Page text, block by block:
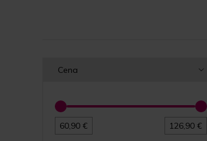
Cena
60,90 € 126,90 €